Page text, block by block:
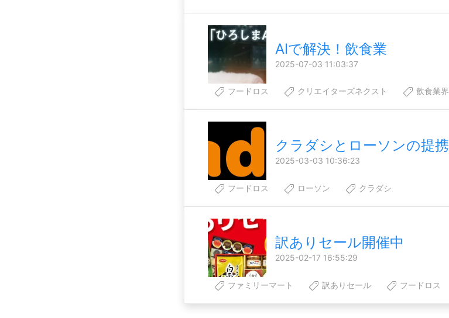
AIで解決！飲食業
2025-07-03 11:03:37
フードロス クリエイターズネクスト 飲食業界
クラダシとローソンの提携
2025-03-03 10:36:23
フードロス ローソン クラダシ
訳ありセール開催中
2025-02-17 16:55:29
ファミリーマート 訳ありセール フードロス